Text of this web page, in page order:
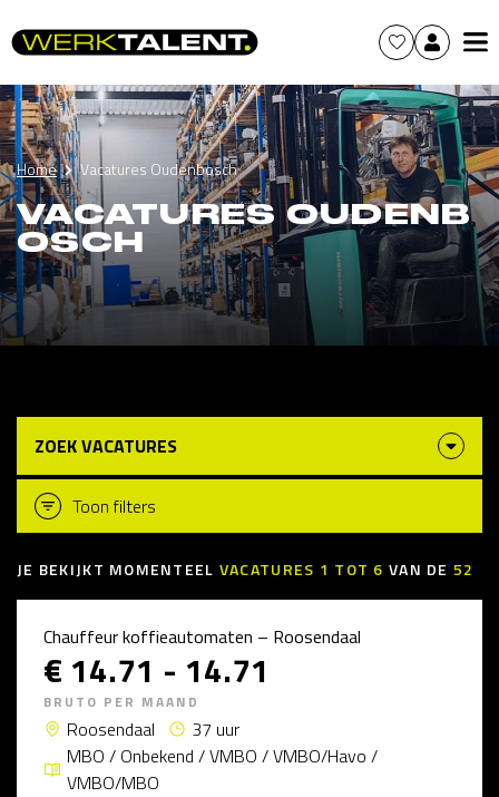
Home Vacatures Oudenbosch
VACATURES OUDENB
OSCH
ZOEK VACATURES
Toon filters
JE BEKIJKT MOMENTEEL VACATURES 1 TOT 6 VAN DE 52
Chauffeur koffieautomaten – Roosendaal
€ 14.71 - 14.71
BRUTO PER MAAND
Roosendaal
37 uur
MBO / Onbekend / VMBO / VMBO/Havo /
VMBO/MBO